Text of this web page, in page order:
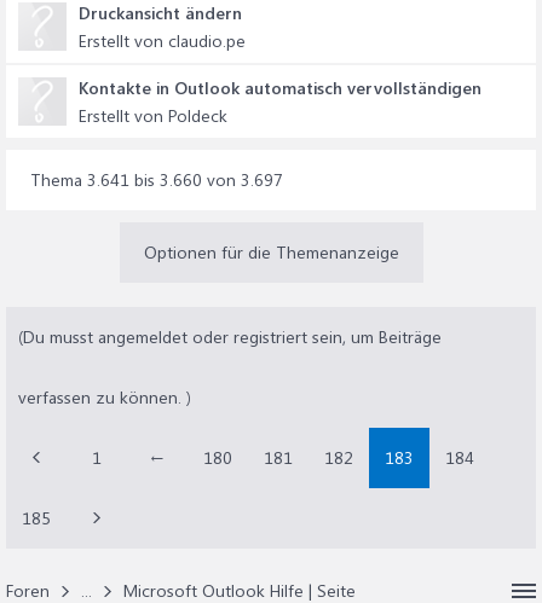
Druckansicht ändern
Erstellt von claudio.pe
Kontakte in Outlook automatisch vervollständigen
Erstellt von Poldeck
Thema 3.641 bis 3.660 von 3.697
Optionen für die Themenanzeige
(Du musst angemeldet oder registriert sein, um Beiträge
verfassen zu können. )
1 ← 180 181 182 183 184
185
Foren ...
Microsoft Outlook Hilfe | Seite